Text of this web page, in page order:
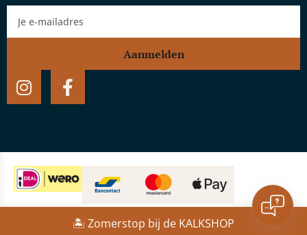
Aanmelden
Website door:Studio Speel
🏝️ Zomerstop bij de KALKSHOP